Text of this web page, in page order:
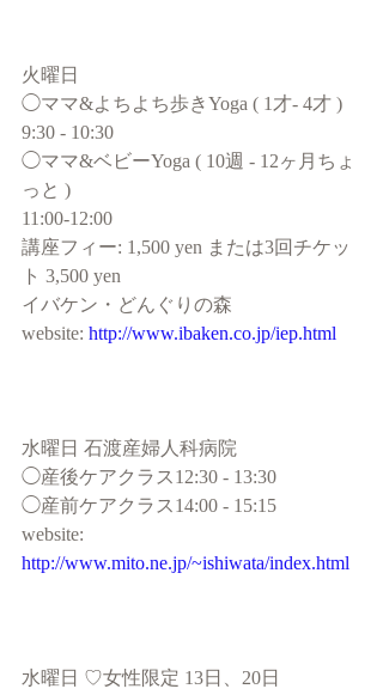
火曜日
◯ママ&よちよち歩きYoga ( 1才- 4才 )
9:30 - 10:30
◯ママ&ベビーYoga ( 10週 - 12ヶ月ちょ
っと )
11:00-12:00
講座フィー: 1,500 yen または3回チケッ
ト 3,500 yen
イバケン・どんぐりの森
website: http://www.ibaken.co.jp/iep.html
水曜日 石渡産婦人科病院
◯産後ケアクラス12:30 - 13:30
◯産前ケアクラス14:00 - 15:15
website:
http://www.mito.ne.jp/~ishiwata/index.html
水曜日 ♡女性限定 13日、20日